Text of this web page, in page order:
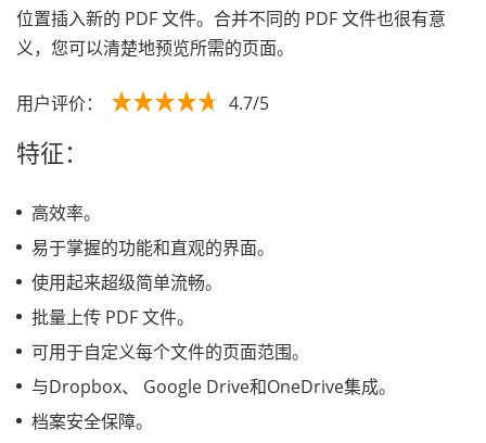
位置插入新的 PDF 文件。合并不同的 PDF 文件也很有意
义，您可以清楚地预览所需的页面。
用户评价： 4.7/5
特征：
高效率。
易于掌握的功能和直观的界面。
使用起来超级简单流畅。
批量上传 PDF 文件。
可用于自定义每个文件的页面范围。
与Dropbox、 Google Drive和OneDrive集成。
档案安全保障。